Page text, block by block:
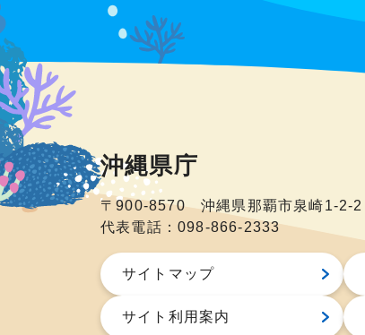
沖縄県庁
〒900-8570 沖縄県那覇市泉崎1-2-2
代表電話：098-866-2333
サイトマップ
サイト利用案内